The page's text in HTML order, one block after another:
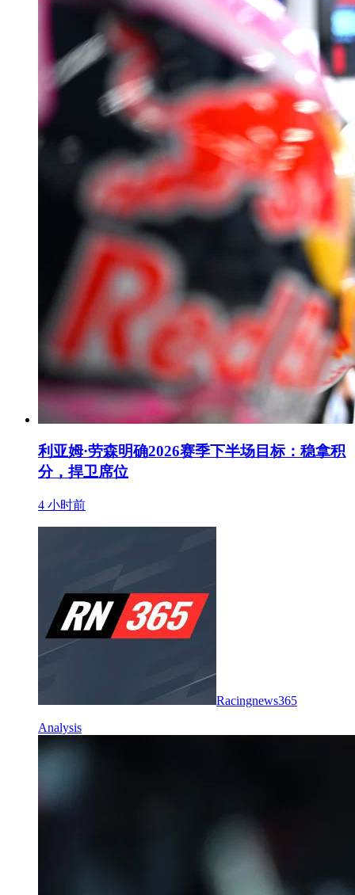
利亚姆·劳森明确2026赛季下半场目标：稳拿积
分，捍卫席位
4 小时前
Racingnews365
Analysis